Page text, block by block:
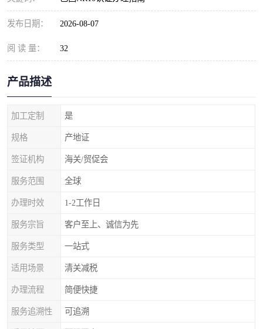
发布日期： 2026-08-07
阅 读 量： 32
产品描述
加工定制 是
规格 产地证
签证机构 海关/贸促会
服务范围 全球
办理时效 1-2工作日
服务宗旨 客户至上、诚信为先
服务类型 一站式
适用场景 清关减税
办理流程 简便快捷
服务追溯性 可追溯